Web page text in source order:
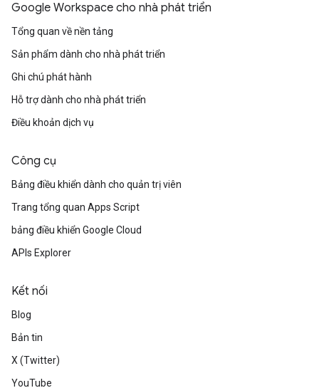
Google Workspace cho nhà phát triển
Tổng quan về nền tảng
Sản phẩm dành cho nhà phát triển
Ghi chú phát hành
Hỗ trợ dành cho nhà phát triển
Điều khoản dịch vụ
Công cụ
Bảng điều khiển dành cho quản trị viên
Trang tổng quan Apps Script
bảng điều khiển Google Cloud
APIs Explorer
Kết nối
Blog
Bản tin
X (Twitter)
YouTube